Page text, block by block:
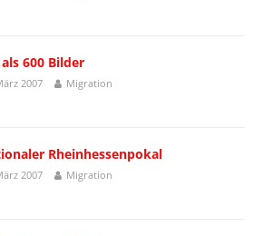
600 Bilder
2007 Migration
Rheinhessenpokal
2007 Migration